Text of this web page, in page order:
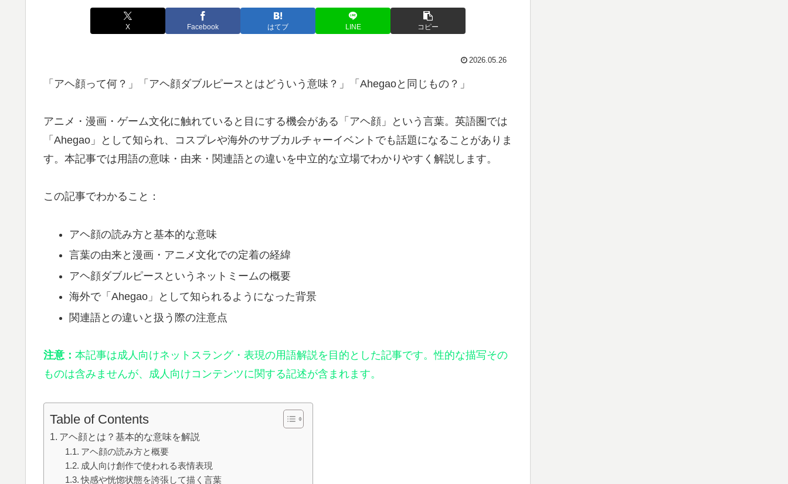
X Facebook はてブ LINE コピー
2026.05.26
「アヘ顔って何？」「アヘ顔ダブルピースとはどういう意味？」「Ahegaoと同じもの？」
アニメ・漫画・ゲーム文化に触れていると目にする機会がある「アヘ顔」という言葉。英語圏では
「Ahegao」として知られ、コスプレや海外のサブカルチャーイベントでも話題になることがありま
す。本記事では用語の意味・由来・関連語との違いを中立的な立場でわかりやすく解説します。
この記事でわかること：
アヘ顔の読み方と基本的な意味
言葉の由来と漫画・アニメ文化での定着の経緯
アヘ顔ダブルピースというネットミームの概要
海外で「Ahegao」として知られるようになった背景
関連語との違いと扱う際の注意点
注意： 本記事は成人向けネットスラング・表現の用語解説を目的とした記事です。性的な描写その
ものは含みませんが、成人向けコンテンツに関する記述が含まれます。
Table of Contents
アヘ顔とは？基本的な意味を解説
アヘ顔の読み方と概要
成人向け創作で使われる表情表現
快感や恍惚状態を誇張して描く言葉